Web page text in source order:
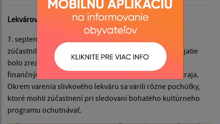
Lekvárové slávnosti v Ruskovciach
7. septembra 2024 sa 23 členov Klubu seniorov Úbrež
zúčastnilo Lekvárových slávnosti v Ruskovciach. Podujatie
bolo zrealizované v rámci Programu Terra incognita z
finančných prostriedkov Košického samosprávneho kraja.
Okrem varenia slivkového lekváru sa varili rôzne pochúťky,
ktoré mohli zúčastnení pri sledovaní bohatého kultúrneho
programu ochutnávať.